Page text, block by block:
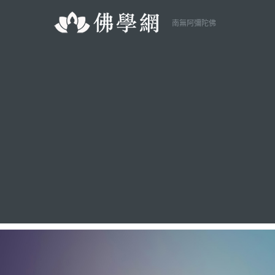
南無阿彌陀佛